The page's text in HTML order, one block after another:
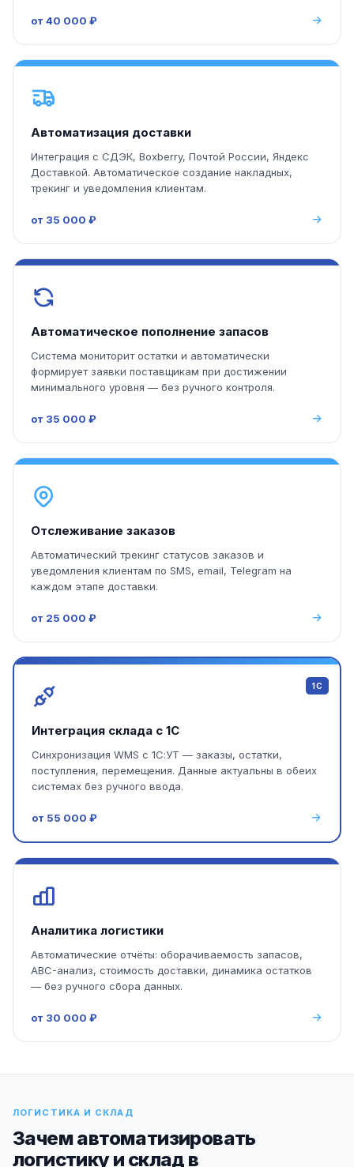
от 40 000 ₽
Автоматизация доставки
Интеграция с СДЭК, Boxberry, Почтой России, Яндекс
Доставкой. Автоматическое создание накладных,
трекинг и уведомления клиентам.
от 35 000 ₽
Автоматическое пополнение запасов
Система мониторит остатки и автоматически
формирует заявки поставщикам при достижении
минимального уровня — без ручного контроля.
от 35 000 ₽
Отслеживание заказов
Автоматический трекинг статусов заказов и
уведомления клиентам по SMS, email, Telegram на
каждом этапе доставки.
от 25 000 ₽
1С
Интеграция склада с 1С
Синхронизация WMS с 1С:УТ — заказы, остатки,
поступления, перемещения. Данные актуальны в обеих
системах без ручного ввода.
от 55 000 ₽
Аналитика логистики
Автоматические отчёты: оборачиваемость запасов,
ABC-анализ, стоимость доставки, динамика остатков
— без ручного сбора данных.
от 30 000 ₽
ЛОГИСТИКА И СКЛАД
Зачем автоматизировать
логистику и склад в